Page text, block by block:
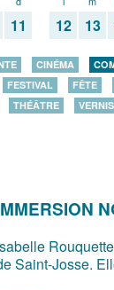
11 12 13
CINÉMA
FESTIVAL FÊTE
THÉÂTRE
Saint-Josse.